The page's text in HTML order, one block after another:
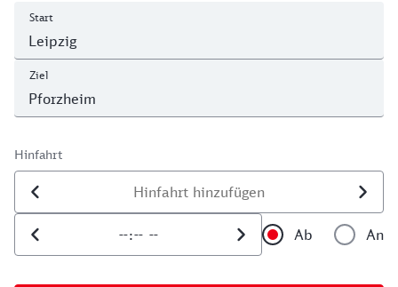
Start
Ziel
Hinfahrt
Datum der Hinfahrt
Uhrzeit der Hinfahrt
Ab
An